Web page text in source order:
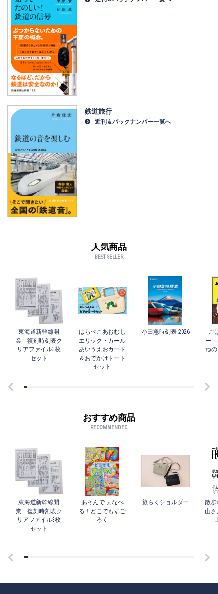
鉄道旅行
近刊＆バックナンバー一覧へ
人気商品
BEST SELLER
東海道新幹線開
業 復刻時刻表ク
リアファイル3枚
セット
はらぺこあおむし
エリック・カール
あいうえおカード
＆おでかけトート
セット
小田急時刻表 2026
ご
ー
ね
おすすめ商品
RECOMMENDED
東海道新幹線開
業 復刻時刻表ク
リアファイル3枚
セット
あそんで まなべ
る！どこでもすご
ろく
旅らくショルダー
散歩
山さ